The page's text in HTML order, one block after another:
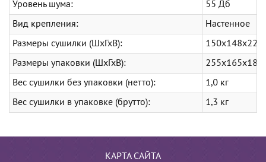
Уровень шума: 55 Дб
Вид крепления: Настенное
Размеры сушилки (ШхГхВ): 150х148х220
Размеры упаковки (ШхГхВ): 255х165х182
Вес сушилки без упаковки (нетто): 1,0 кг
Вес сушилки в упаковке (брутто): 1,3 кг
КАРТА САЙТА